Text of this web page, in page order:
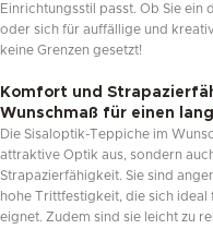
Einrichtungsstil passt. Ob Sie ein
oder sich für auffällige und
keine Grenzen gesetzt!
Komfort und
Wunschmaß für einen
Die Sisaloptik-Teppiche im
attraktive Optik aus, sondern
Strapazierfähigkeit. Sie sind
hohe Trittfestigkeit, die sich
eignet. Zudem sind sie leicht zu